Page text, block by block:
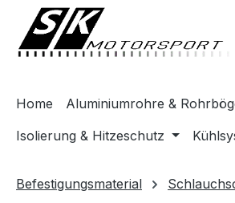
Zur Hauptnavigation
Home Aluminiumrohre &
Isolierung & Hitzeschutz
Befestigungsmaterial